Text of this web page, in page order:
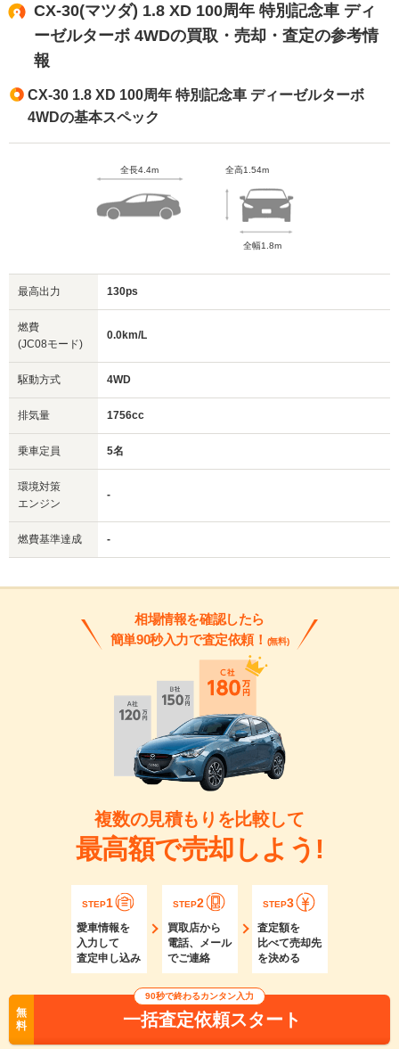
CX-30(マツダ) 1.8 XD 100周年 特別記念車 ディ
ーゼルターボ 4WDの買取・売却・査定の参考情
報
CX-30 1.8 XD 100周年 特別記念車 ディーゼルターボ
4WDの基本スペック
全長4.4m 全高1.54m
全幅1.8m
最高出力 130ps
燃費
(JC08モード)
0.0km/L
駆動方式 4WD
排気量 1756cc
乗車定員 5名
環境対策
エンジン
-
燃費基準達成 -
相場情報を確認したら
簡単90秒入力で査定依頼！ (無料)
複数の見積もりを比較して
最高額で売却しよう!
STEP1
愛車情報を
入力して
査定申し込み
STEP2
買取店から
電話、メール
でご連絡
STEP3
査定額を
比べて売却先
を決める
無
料
90秒で終わるカンタン入力
一括査定依頼スタート